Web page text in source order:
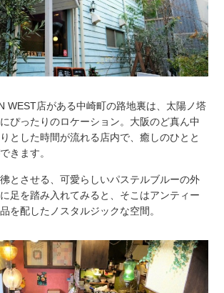
WEST店がある中崎町の路地裏は、太陽ノ塔
ぴったりのロケーション。大阪のど真ん中
とした時間が流れる店内で、癒しのひとと
きます。
とさせる、可愛らしいパステルブルーの外
足を踏み入れてみると、そこはアンティー
を配したノスタルジックな空間。